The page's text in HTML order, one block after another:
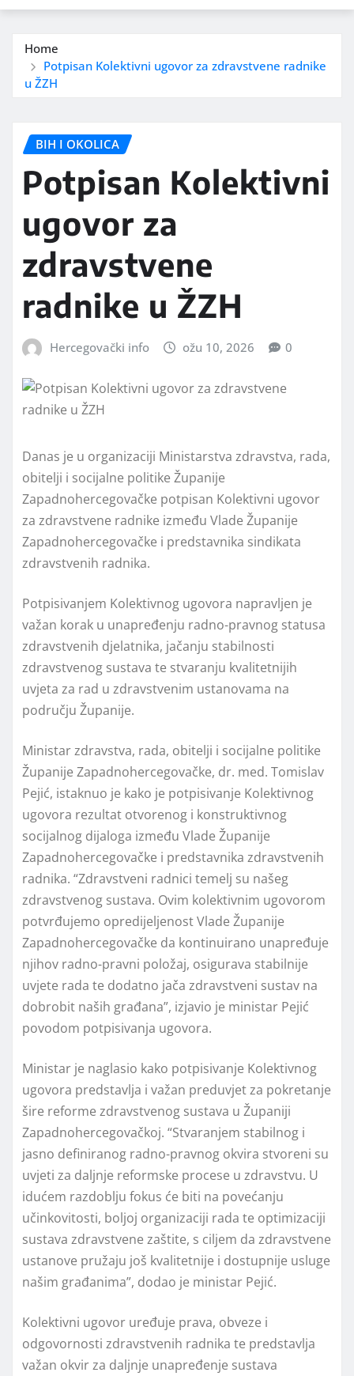
Home
Potpisan Kolektivni ugovor za zdravstvene radnike
u ŽZH
BIH I OKOLICA
Potpisan Kolektivni
ugovor za
zdravstvene
radnike u ŽZH
Hercegovački info ožu 10, 2026 0
Danas je u organizaciji Ministarstva zdravstva, rada,
obitelji i socijalne politike Županije
Zapadnohercegovačke potpisan Kolektivni ugovor
za zdravstvene radnike između Vlade Županije
Zapadnohercegovačke i predstavnika sindikata
zdravstvenih radnika.
Potpisivanjem Kolektivnog ugovora napravljen je
važan korak u unapređenju radno-pravnog statusa
zdravstvenih djelatnika, jačanju stabilnosti
zdravstvenog sustava te stvaranju kvalitetnijih
uvjeta za rad u zdravstvenim ustanovama na
području Županije.
Ministar zdravstva, rada, obitelji i socijalne politike
Županije Zapadnohercegovačke, dr. med. Tomislav
Pejić, istaknuo je kako je potpisivanje Kolektivnog
ugovora rezultat otvorenog i konstruktivnog
socijalnog dijaloga između Vlade Županije
Zapadnohercegovačke i predstavnika zdravstvenih
radnika. “Zdravstveni radnici temelj su našeg
zdravstvenog sustava. Ovim kolektivnim ugovorom
potvrđujemo opredijeljenost Vlade Županije
Zapadnohercegovačke da kontinuirano unapređuje
njihov radno-pravni položaj, osigurava stabilnije
uvjete rada te dodatno jača zdravstveni sustav na
dobrobit naših građana”, izjavio je ministar Pejić
povodom potpisivanja ugovora.
Ministar je naglasio kako potpisivanje Kolektivnog
ugovora predstavlja i važan preduvjet za pokretanje
šire reforme zdravstvenog sustava u Županiji
Zapadnohercegovačkoj. “Stvaranjem stabilnog i
jasno definiranog radno-pravnog okvira stvoreni su
uvjeti za daljnje reformske procese u zdravstvu. U
idućem razdoblju fokus će biti na povećanju
učinkovitosti, boljoj organizaciji rada te optimizaciji
sustava zdravstvene zaštite, s ciljem da zdravstvene
ustanove pružaju još kvalitetnije i dostupnije usluge
našim građanima”, dodao je ministar Pejić.
Kolektivni ugovor uređuje prava, obveze i
odgovornosti zdravstvenih radnika te predstavlja
važan okvir za daljnje unapređenje sustava